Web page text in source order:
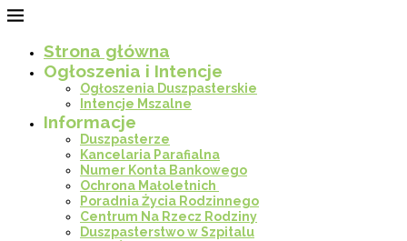
Strona główna
Ogłoszenia i Intencje
Ogłoszenia Duszpasterskie
Intencje Mszalne
Informacje
Duszpasterze
Kancelaria Parafialna
Numer Konta Bankowego
Ochrona Małoletnich
Poradnia Życia Rodzinnego
Centrum Na Rzecz Rodziny
Duszpasterstwo w Szpitalu